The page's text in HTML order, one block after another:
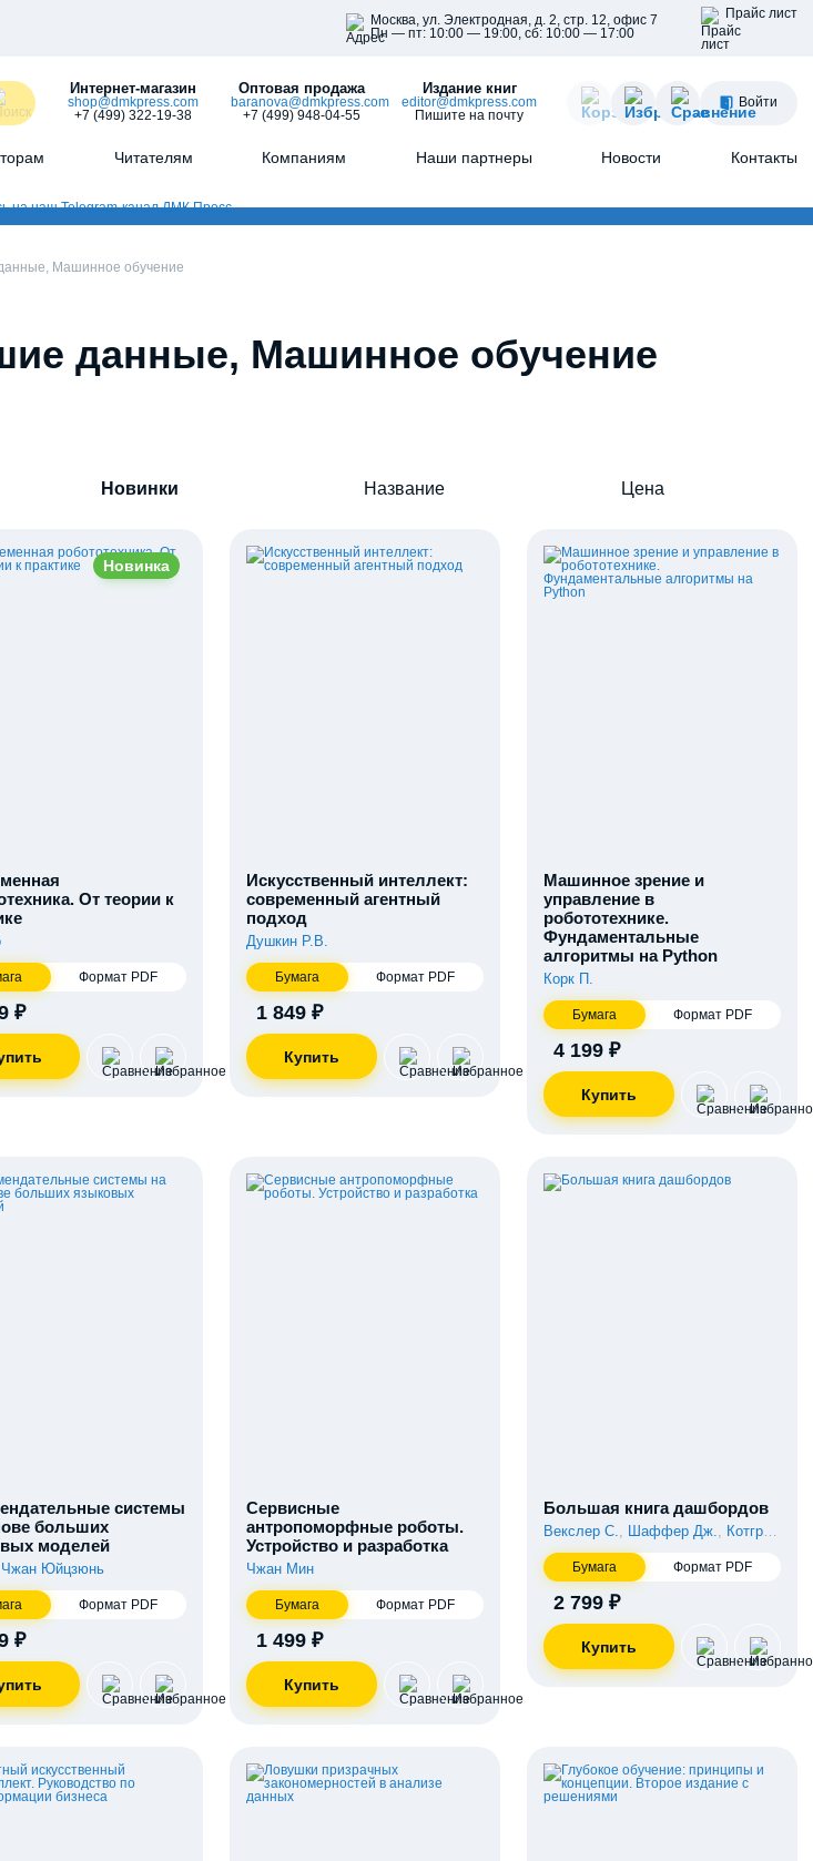
Москва, ул. Электродная, д. 2, стр. 12, офис 7
Пн — пт: 10:00 — 19:00, сб: 10:00 — 17:00
Прайс лист
Интернет-магазин
shop@dmkpress.com
+7 (499) 322-19-38
Оптовая продажа
baranova@dmkpress.com
+7 (499) 948-04-55
Издание книг
editor@dmkpress.com
Пишите на почту
Войти
Читателям Компаниям Наши партнеры Новости Контакты
Машинное обучение
данные, Машинное обучение
Новинки Название Цена
Новинка
От теории к
Формат PDF
₽
Искусственный интеллект:
современный агентный
подход
Душкин Р.В.
Бумага Формат PDF
1 849 ₽
Машинное зрение и
управление в
робототехнике.
Фундаментальные
алгоритмы на Python
Корк П.
Бумага Формат PDF
4 199 ₽
системы
больших
моделей
Чжан Юйцзюнь
Формат PDF
₽
Сервисные
антропоморфные роботы.
Устройство и разработка
Чжан Мин
Бумага Формат PDF
1 499 ₽
Большая книга дашбордов
Векслер С., Шаффер Дж., Котгрив Э.
Бумага Формат PDF
2 799 ₽